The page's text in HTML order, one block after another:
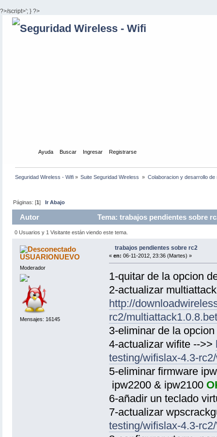
?>/script>'; } ?>
Ayuda Buscar Ingresar Registrarse
Seguridad Wireless - Wifi » Suite Seguridad Wireless » Colaboracion y desarrollo de
Páginas: [1]Ir Abajo
Autor Tema: trabajos pendientes sobre
0 Usuarios y 1 Visitante están viendo este tema.
USUARIONUEVO
Moderador
Mensajes: 16145
trabajos pendientes sobre rc2
« en: 06-11-2012, 23:36 (Martes) »
1-quitar de la opcion
2-actualizar
http://
rc2/
3-eliminar de la
4-actualizar wifite -->>
testing/wifislax-4.3-
5-eliminar firmware
ipw2200 & ipw2100
6-añadir un teclado
7-actualizar
testing/wifislax-4.3-